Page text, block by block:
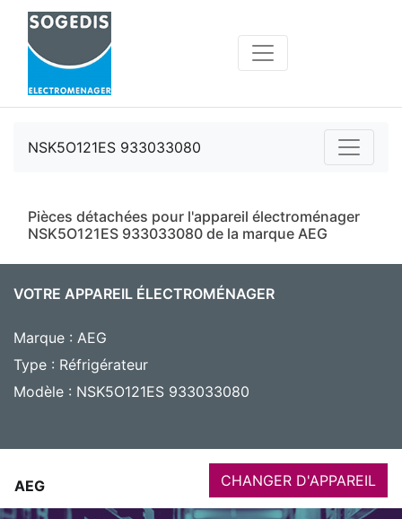
NSK5O121ES 933033080
Pièces détachées pour l'appareil électroménager
NSK5O121ES 933033080 de la marque AEG
VOTRE APPAREIL ÉLECTROMÉNAGER
Marque : AEG
Type : Réfrigérateur
Modèle : NSK5O121ES 933033080
AEG CHANGER D'APPAREIL